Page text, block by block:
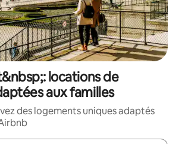
locations de
aux familles
des logements uniques adaptés